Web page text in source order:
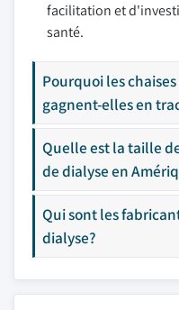
facilitation et
santé.
Pourquoi les
gagnent-elles en
Quelle est la taille
de dialyse en
Qui sont les
dialyse?